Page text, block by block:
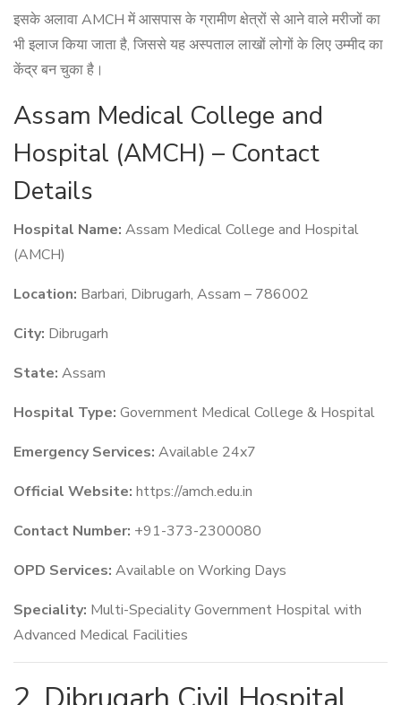
इसके अलावा AMCH में आसपास के ग्रामीण क्षेत्रों से आने वाले मरीजों का
भी इलाज किया जाता है, जिससे यह अस्पताल लाखों लोगों के लिए उम्मीद का
केंद्र बन चुका है।
Assam Medical College and
Hospital (AMCH) – Contact
Details
Hospital Name: Assam Medical College and Hospital
(AMCH)
Location: Barbari, Dibrugarh, Assam – 786002
City: Dibrugarh
State: Assam
Hospital Type: Government Medical College & Hospital
Emergency Services: Available 24x7
Official Website: https://amch.edu.in
Contact Number: +91-373-2300080
OPD Services: Available on Working Days
Speciality: Multi-Speciality Government Hospital with
Advanced Medical Facilities